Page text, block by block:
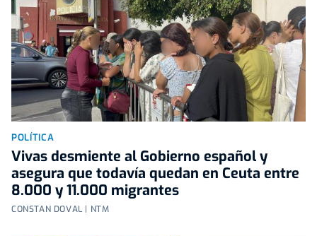
POLÍTICA
Vivas desmiente al Gobierno español y
asegura que todavía quedan en Ceuta entre
8.000 y 11.000 migrantes
CONSTAN DOVAL | NTM